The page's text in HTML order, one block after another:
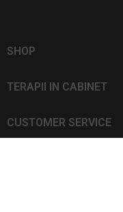
SHOP
TERAPII IN CABINET
CUSTOMER SERVICE